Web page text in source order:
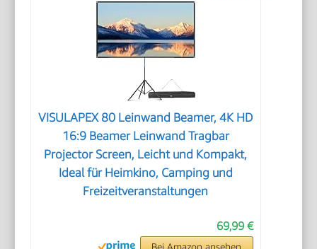
VISULAPEX 80 Leinwand Beamer, 4K HD
16:9 Beamer Leinwand Tragbar
Projector Screen, Leicht und Kompakt,
Ideal für Heimkino, Camping und
Freizeitveranstaltungen
69,99 €